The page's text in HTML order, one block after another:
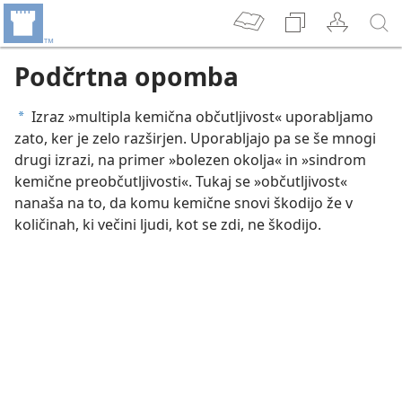
Podčrtna opomba
a Izraz »multipla kemična občutljivost« uporabljamo
zato, ker je zelo razširjen. Uporabljajo pa se še mnogi
drugi izrazi, na primer »bolezen okolja« in »sindrom
kemične preobčutljivosti«. Tukaj se »občutljivost«
nanaša na to, da komu kemične snovi škodijo že v
količinah, ki večini ljudi, kot se zdi, ne škodijo.